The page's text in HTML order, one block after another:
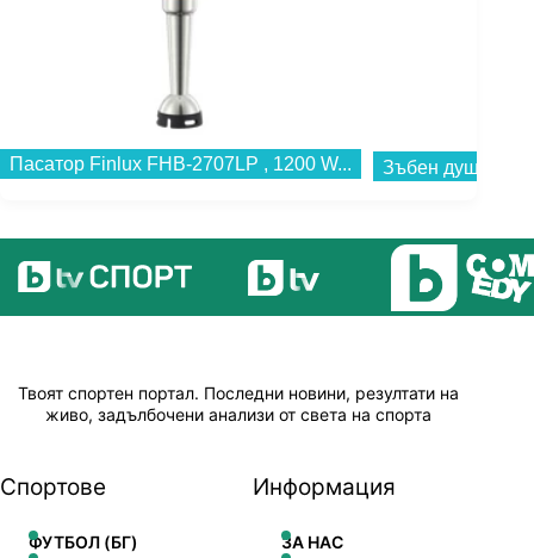
Пасатор Finlux FHB-2707LP , 1200 W...
Твоят спортен портал. Последни новини, резултати на
живо, задълбочени анализи от света на спорта
Спортове
ФУТБОЛ (БГ)
Информация
ЗА НАС